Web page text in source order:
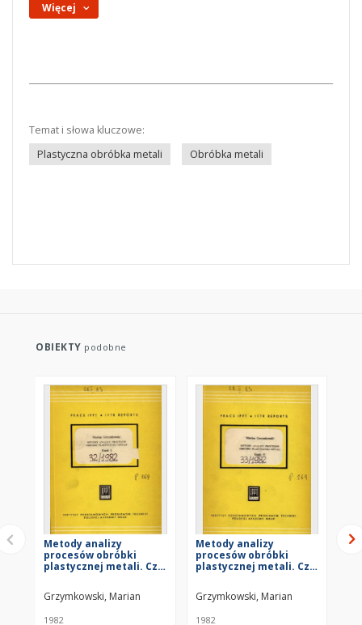
Więcej
Temat i słowa kluczowe:
Plastyczna obróbka metali
Obróbka metali
OBIEKTY podobne
Metody analizy
procesów obróbki
plastycznej metali. Cz.
Grzymkowski, Marian
1982
Metody analizy
procesów obróbki
plastycznej metali. Cz.
Grzymkowski, Marian
1982